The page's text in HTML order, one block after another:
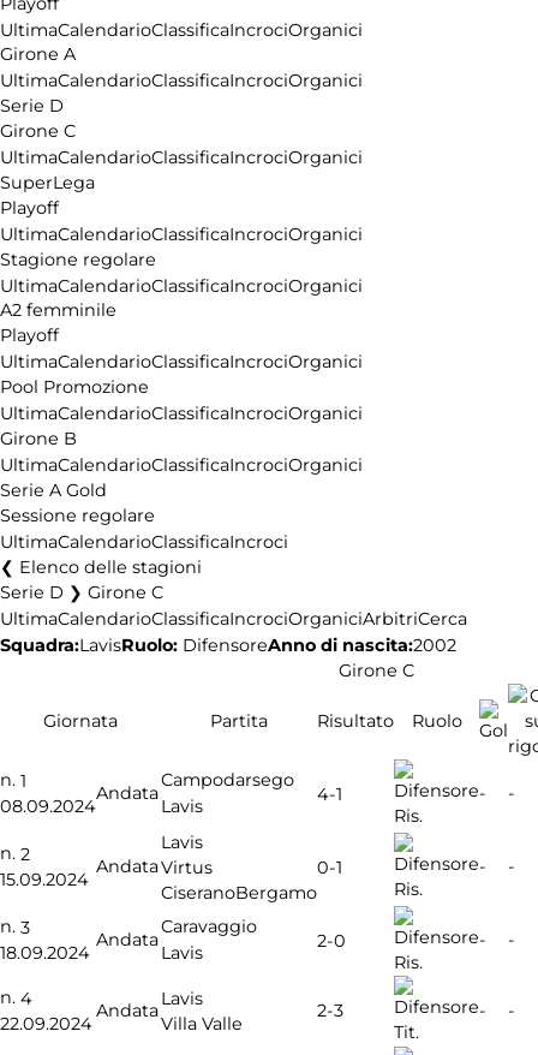
UltimaCalendarioClassificaIncrociOrganici
Girone A
UltimaCalendarioClassificaIncrociOrganici
Serie D
Girone C
UltimaCalendarioClassificaIncrociOrganici
SuperLega
Playoff
UltimaCalendarioClassificaIncrociOrganici
Stagione regolare
UltimaCalendarioClassificaIncrociOrganici
A2 femminile
Playoff
UltimaCalendarioClassificaIncrociOrganici
Pool Promozione
UltimaCalendarioClassificaIncrociOrganici
Girone B
UltimaCalendarioClassificaIncrociOrganici
Serie A Gold
Sessione regolare
UltimaCalendarioClassificaIncroci
Elenco delle stagioni
Serie D ❯ Girone C
UltimaCalendarioClassificaIncrociOrganiciArbitriCerca
Squadra:LavisRuolo: DifensoreAnno di nascita:2002
Girone C
Giornata Partita Risultato Ruolo
n. 1
08.09.2024
Andata
Campodarsego
Lavis
4-1
Ris.
- -
n. 2
15.09.2024
Andata
Lavis
Virtus
CiseranoBergamo
0-1
Ris.
- -
n. 3
18.09.2024
Andata
Caravaggio
Lavis
2-0
Ris.
- -
n. 4
22.09.2024
Andata
Lavis
Villa Valle
2-3
Tit.
- -